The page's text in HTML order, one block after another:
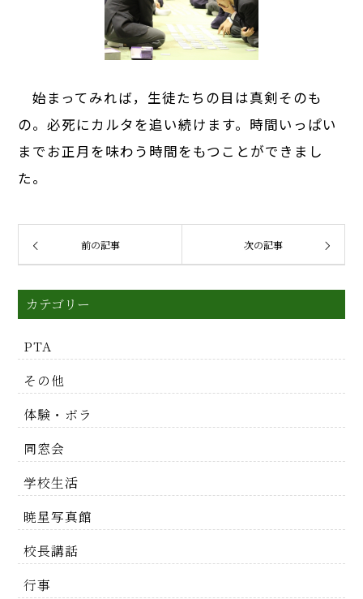
始まってみれば，生徒たちの目は真剣そのも
の。必死にカルタを追い続けます。時間いっぱい
までお正月を味わう時間をもつことができまし
た。
前の記事 次の記事
カテゴリー
PTA
その他
体験・ボラ
同窓会
学校生活
暁星写真館
校長講話
行事